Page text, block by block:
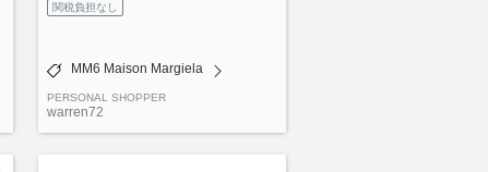
関税負担なし
MM6 Maison Margiela
PERSONAL SHOPPER
warren72